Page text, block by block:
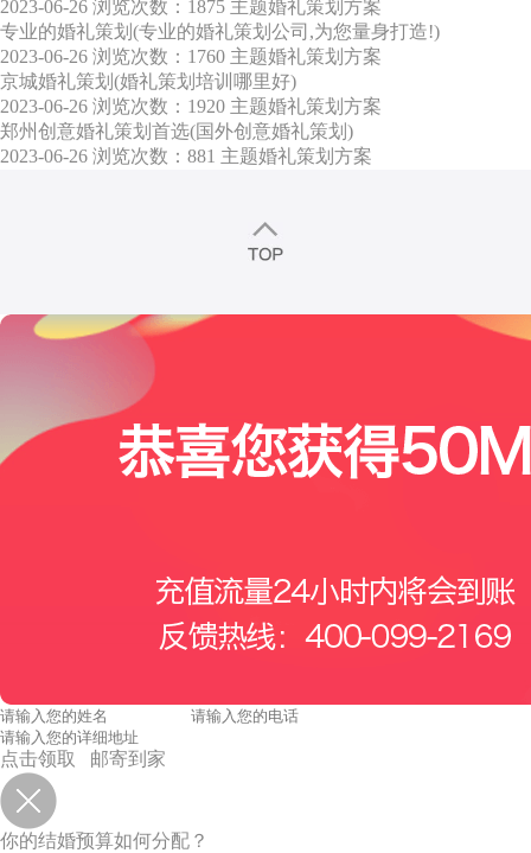
2023-06-26 浏览次数：1875 主题婚礼策划方案
专业的婚礼策划(专业的婚礼策划公司,为您量身打造!)
2023-06-26 浏览次数：1760 主题婚礼策划方案
京城婚礼策划(婚礼策划培训哪里好)
2023-06-26 浏览次数：1920 主题婚礼策划方案
郑州创意婚礼策划首选(国外创意婚礼策划)
2023-06-26 浏览次数：881 主题婚礼策划方案
点击领取 邮寄到家
你的结婚预算如何分配？